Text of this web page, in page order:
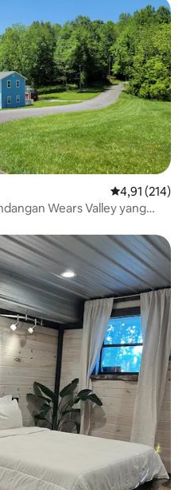
Nilai rata-rata
4,91 (214)
Wears Valley yang